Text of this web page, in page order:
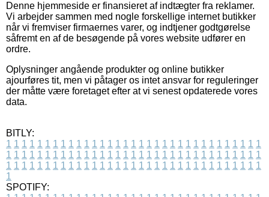
Denne hjemmeside er finansieret af indtægter fra reklamer.
Vi arbejder sammen med nogle forskellige internet butikker
når vi fremviser firmaernes varer, og indtjener godtgørelse
såfremt en af de besøgende på vores website udfører en
ordre.
Oplysninger angående produkter og online butikker
ajourføres tit, men vi påtager os intet ansvar for reguleringer
der måtte være foretaget efter at vi senest opdaterede vores
data.
BITLY:
1 1 1 1 1 1 1 1 1 1 1 1 1 1 1 1 1 1 1 1 1 1 1 1 1 1 1 1 1 1 1 1 1
1 1 1 1 1 1 1 1 1 1 1 1 1 1 1 1 1 1 1 1 1 1 1 1 1 1 1 1 1 1 1 1 1
1 1 1 1 1 1 1 1 1 1 1 1 1 1 1 1 1 1 1 1 1 1 1 1 1 1 1 1 1 1 1 1 1
1
SPOTIFY: